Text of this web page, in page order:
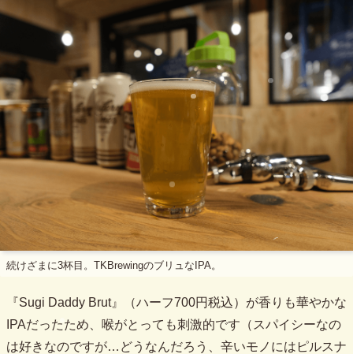
続けざまに3杯目。TKBrewingのブリュなIPA。
『Sugi Daddy Brut』（ハーフ700円税込）が香りも華やかな
IPAだったため、喉がとっても刺激的です（スパイシーなの
は好きなのですが…どうなんだろう、辛いモノにはピルスナ